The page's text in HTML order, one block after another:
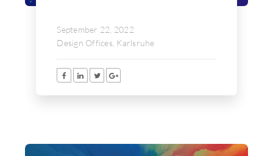
September 22, 2022
Design Offices, Karlsruhe